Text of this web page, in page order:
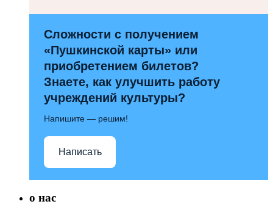
Сложности с получением
«Пушкинской карты» или
приобретением билетов?
Знаете, как улучшить работу
учреждений культуры?
Напишите — решим!
Написать
о нас